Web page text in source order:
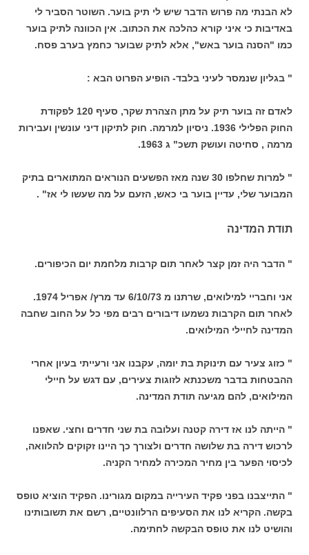
לא הבנתי מה פרוש הדבר שיש לי תיק בוער. השוטר הסביר לי
באדיבות כי איני קורא כהלכה את הכתוב. אין הכוונה לתיק בוער
כמו "הסנה בוער באש", אלא לתיק שבוער כחמץ בערב פסח.
" בגליון שנמסר לעיני בלבד- הופיע הפרוט הבא :
לאדם זה בוער תיק על מתן הצהרת שקר, סעיף 120 לפקודת
החוק הפלילי 1936. ניסיון למרמה. חוק לתיקון דיני עונשין ועבירות
מרמה , סחיטה ועושק תשכ" ג 1963.
" למרות שחלפו 30 שנה מאז הפשעים הנוראים המתוארים בתיק
המבוער שלי, עדיין בוער בי כאש, הזעם על מה שעשו לי אז" .
תודת המדינה
" הדבר היה זמן קצר לאחר תום קרבות מלחמת יום הכיפורים.
אני וחבריי למילואים, שרתנו מ 6/10/73 עד מרץ/ אפריל 1974.
לאחר תום הקרבות נשמעו דיבורים רבים מפי כל על החוב שחבה
המדינה לחיילי המילואים.
" כזוג צעיר עם תינוקת בת יומה, עקבנו אני ורעייתי בעיון אחרי
ההבטחות בדבר משכנתא לזוגות צעירים, עם דגש על חיילי
המילואים, להם מגיעה תודת המדינה.
" הייתה לנו אז דירה קטנה ועלובה בת שני חדרים וחצי. שאפנו
לרכוש דירה בת שלושה חדרים ולצורך כך היינו זקוקים להלוואה,
לכיסוי הפער בין מחיר המכירה למחיר הקניה.
" התייצבנו בפני פקיד העירייה במקום מגורינו. הפקיד הוציא טופס
בקשה. הקריא לנו את הסעיפים הרלוונטיים, רשם את תשובותינו
והושיט לנו את טופס הבקשה לחתימה.